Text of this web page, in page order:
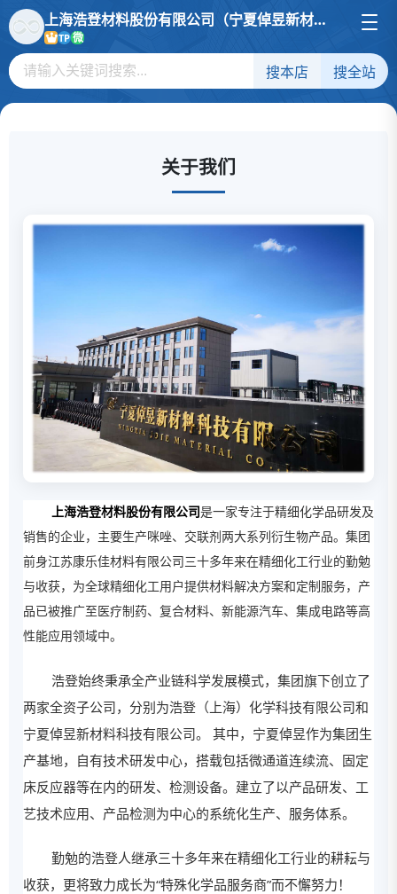
上海浩登材料股份有限公司（宁夏倬昱新材料科技有限公司）
TP微
搜本店 搜全站
关于我们
上海浩登材料股份有限公司是一家专注于精细化学品研发及
销售的企业，主要生产咪唑、交联剂两大系列衍生物产品。集团
前身江苏康乐佳材料有限公司三十多年来在精细化工行业的勤勉
与收获，为全球精细化工用户提供材料解决方案和定制服务，产
品已被推广至医疗制药、复合材料、新能源汽车、集成电路等高
性能应用领域中。
浩登始终秉承全产业链科学发展模式，集团旗下创立了
两家全资子公司，分别为浩登（上海）化学科技有限公司和
宁夏倬昱新材料科技有限公司。 其中，宁夏倬昱作为集团生
产基地，自有技术研发中心，搭载包括微通道连续流、固定
床反应器等在内的研发、检测设备。建立了以产品研发、工
艺技术应用、产品检测为中心的系统化生产、服务体系。
勤勉的浩登人继承三十多年来在精细化工行业的耕耘与
收获，更将致力成长为“特殊化学品服务商”而不懈努力！